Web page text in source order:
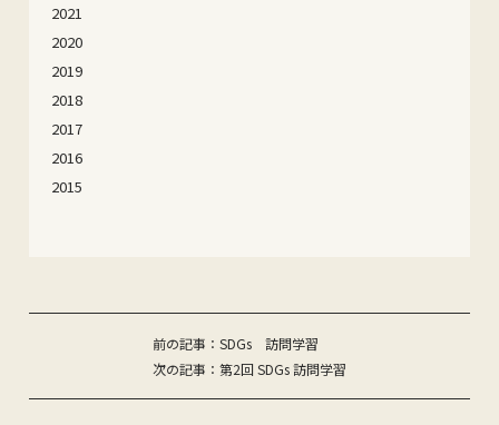
2021
2020
2019
2018
2017
2016
2015
投
稿
前の記事：SDGs 訪問学習
次の記事：第2回 SDGs 訪問学習